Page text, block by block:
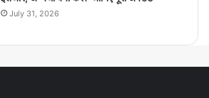
July 31, 2026